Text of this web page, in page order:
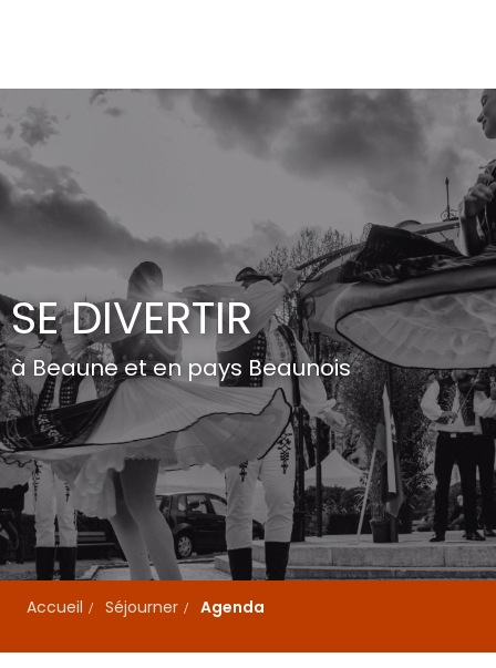
SE DIVERTIR
à Beaune et en pays Beaunois
Accueil Séjourner Agenda